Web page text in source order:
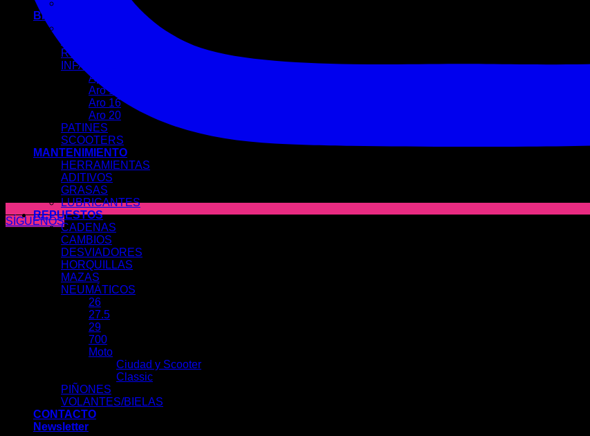
SÍGUENOS
BICICLETAS/OTROS
RUTA
INFANTILES
Aprendizaje
Aro 12
Aro 16
Aro 20
PATINES
SCOOTERS
MANTENIMIENTO
HERRAMIENTAS
ADITIVOS
GRASAS
LUBRICANTES
REPUESTOS
CADENAS
CAMBIOS
DESVIADORES
HORQUILLAS
MAZAS
NEUMÁTICOS
26
27.5
29
700
Moto
Ciudad y Scooter
Classic
PIÑONES
VOLANTES/BIELAS
CONTACTO
Newsletter